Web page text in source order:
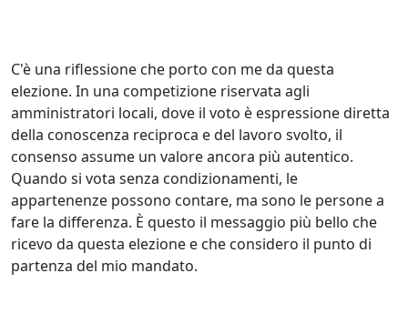
C'è una riflessione che porto con me da questa
elezione. In una competizione riservata agli
amministratori locali, dove il voto è espressione diretta
della conoscenza reciproca e del lavoro svolto, il
consenso assume un valore ancora più autentico.
Quando si vota senza condizionamenti, le
appartenenze possono contare, ma sono le persone a
fare la differenza. È questo il messaggio più bello che
ricevo da questa elezione e che considero il punto di
partenza del mio mandato.